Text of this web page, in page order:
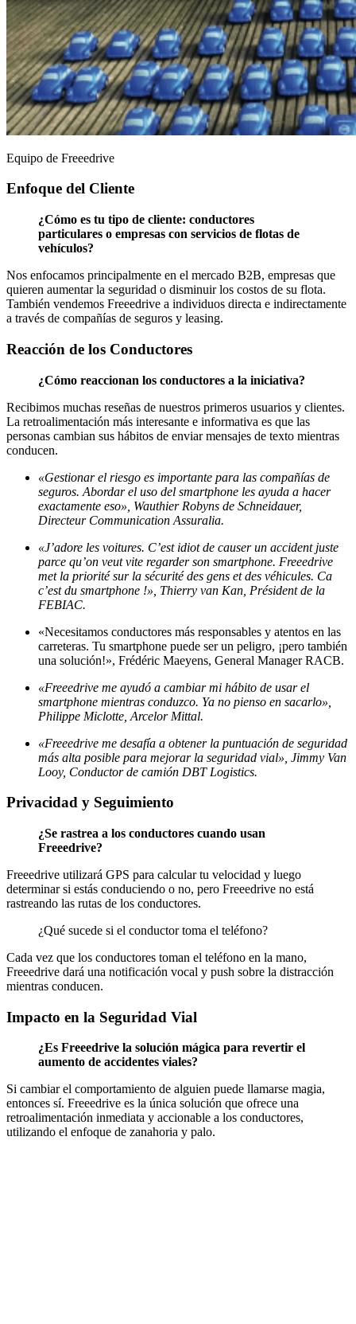
Equipo de Freeedrive
Enfoque del Cliente
¿Cómo es tu tipo de cliente: conductores
particulares o empresas con servicios de flotas de
vehículos?
Nos enfocamos principalmente en el mercado B2B, empresas que
quieren aumentar la seguridad o disminuir los costos de su flota.
También vendemos Freeedrive a individuos directa e indirectamente
a través de compañías de seguros y leasing.
Reacción de los Conductores
¿Cómo reaccionan los conductores a la iniciativa?
Recibimos muchas reseñas de nuestros primeros usuarios y clientes.
La retroalimentación más interesante e informativa es que las
personas cambian sus hábitos de enviar mensajes de texto mientras
conducen.
«Gestionar el riesgo es importante para las compañías de
seguros. Abordar el uso del smartphone les ayuda a hacer
exactamente eso», Wauthier Robyns de Schneidauer,
Directeur Communication Assuralia.
«J’adore les voitures. C’est idiot de causer un accident juste
parce qu’on veut vite regarder son smartphone. Freeedrive
met la priorité sur la sécurité des gens et des véhicules. Ca
c’est du smartphone !», Thierry van Kan, Président de la
FEBIAC.
«Necesitamos conductores más responsables y atentos en las
carreteras. Tu smartphone puede ser un peligro, ¡pero también
una solución!», Frédéric Maeyens, General Manager RACB.
«Freeedrive me ayudó a cambiar mi hábito de usar el
smartphone mientras conduzco. Ya no pienso en sacarlo»,
Philippe Miclotte, Arcelor Mittal.
«Freeedrive me desafía a obtener la puntuación de seguridad
más alta posible para mejorar la seguridad vial», Jimmy Van
Looy, Conductor de camión DBT Logistics.
Privacidad y Seguimiento
¿Se rastrea a los conductores cuando usan
Freeedrive?
Freeedrive utilizará GPS para calcular tu velocidad y luego
determinar si estás conduciendo o no, pero Freeedrive no está
rastreando las rutas de los conductores.
¿Qué sucede si el conductor toma el teléfono?
Cada vez que los conductores toman el teléfono en la mano,
Freeedrive dará una notificación vocal y push sobre la distracción
mientras conducen.
Impacto en la Seguridad Vial
¿Es Freeedrive la solución mágica para revertir el
aumento de accidentes viales?
Si cambiar el comportamiento de alguien puede llamarse magia,
entonces sí. Freeedrive es la única solución que ofrece una
retroalimentación inmediata y accionable a los conductores,
utilizando el enfoque de zanahoria y palo.